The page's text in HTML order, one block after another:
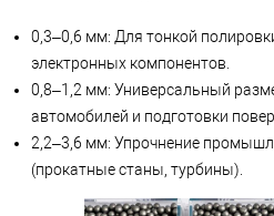
0,3–0,6 мм: Для тонкой
электронных компонентов.
0,8–1,2 мм: Универсальный
автомобилей и подготовки
2,2–3,6 мм: Упрочнение
(прокатные станы, турбины).